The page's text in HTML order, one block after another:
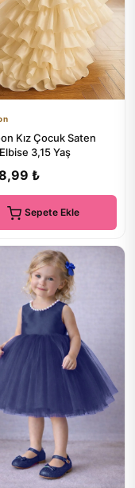
Kız Çocuk Saten
3,15 Yaş
₺
Sepete Ekle